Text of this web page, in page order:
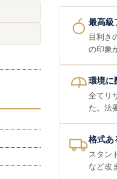
最高級
目利き
の印象
環境に
全てリ
た。法
格式あ
スタン
など改